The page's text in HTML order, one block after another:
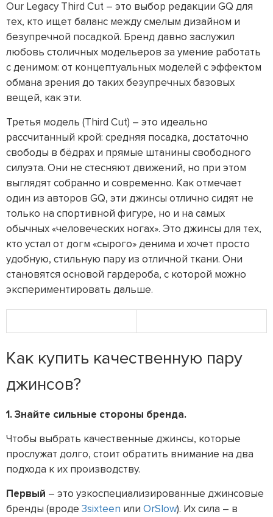
Our Legacy Third Cut – это выбор редакции GQ для
тех, кто ищет баланс между смелым дизайном и
безупречной посадкой. Бренд давно заслужил
любовь столичных модельеров за умение работать
с денимом: от концептуальных моделей с эффектом
обмана зрения до таких безупречных базовых
вещей, как эти.
Третья модель (Third Cut) – это идеально
рассчитанный крой: средняя посадка, достаточно
свободы в бёдрах и прямые штанины свободного
силуэта. Они не стесняют движений, но при этом
выглядят собранно и современно. Как отмечает
один из авторов GQ, эти джинсы отлично сидят не
только на спортивной фигуре, но и на самых
обычных «человеческих ногах». Это джинсы для тех,
кто устал от догм «сырого» денима и хочет просто
удобную, стильную пару из отличной ткани. Они
становятся основой гардероба, с которой можно
экспериментировать дальше.
Как купить качественную пару
джинсов?
1. Знайте сильные стороны бренда.
Чтобы выбрать качественные джинсы, которые
прослужат долго, стоит обратить внимание на два
подхода к их производству.
Первый – это узкоспециализированные джинсовые
бренды (вроде 3sixteen или OrSlow). Их сила – в